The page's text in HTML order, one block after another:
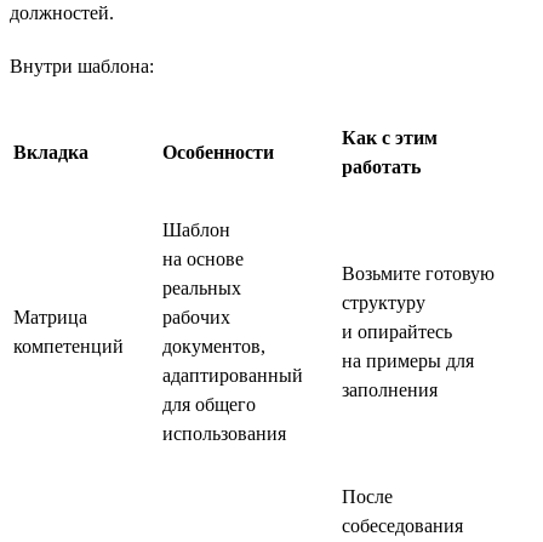
должностей.
Внутри шаблона:
Вкладка Особенности
Как с этим
работать
Матрица
компетенций
Шаблон
на основе
реальных
рабочих
документов,
адаптированный
для общего
использования
Возьмите готовую
структуру
и опирайтесь
на примеры для
заполнения
После
собеседования